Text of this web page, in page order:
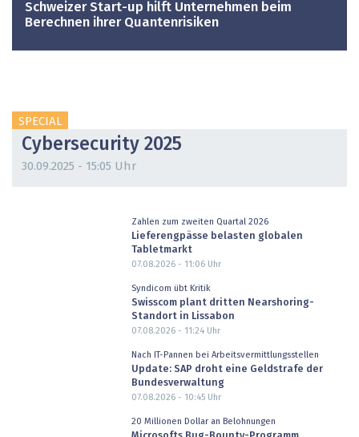
Schweizer Start-up hilft Unternehmen beim
Berechnen ihrer Quantenrisiken
SPECIAL
Cybersecurity 2025
30.09.2025 - 15:05 Uhr
Zahlen zum zweiten Quartal 2026
Lieferengpässe belasten globalen
Tabletmarkt
07.08.2026 - 11:06Uhr
Syndicom übt Kritik
Swisscom plant dritten Nearshoring-
Standort in Lissabon
07.08.2026 - 11:24Uhr
Nach IT-Pannen bei Arbeitsvermittlungsstellen
Update: SAP droht eine Geldstrafe der
Bundesverwaltung
07.08.2026 - 10:45Uhr
20 Millionen Dollar an Belohnungen